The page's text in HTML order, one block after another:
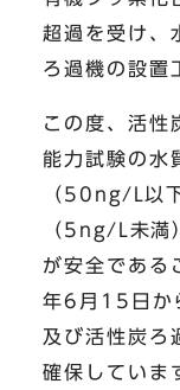
超過を受け、
ろ過機の設置
この度、活性
能力試験の水
（50ng/L以
（5ng/L未満
が安全である
年6月15日か
及び活性炭ろ
確保していま